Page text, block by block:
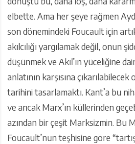
elbette. Ama her şeye rağmen
son dönemindeki Foucault için
akılcılığı yargılamak değil, onun
düşünmek ve Akıl’ın yüceliğine
anlatının karşısına çıkarılabilecek
tarihini tasarlamaktı. Kant’a bu
ve ancak Marx’ın küllerinden
azından bir çeşit Marksizmin. Bu
Foucault’nun teşhisine göre